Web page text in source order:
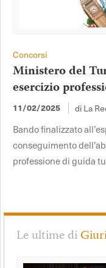
Concorsi
Ministero del
esercizio
11/02/2025 di La
Bando finalizzato
conseguimento
professione di guida
Le ultime di